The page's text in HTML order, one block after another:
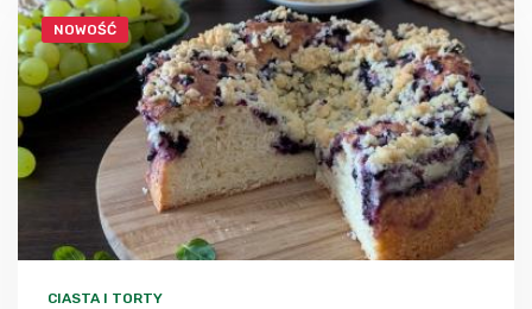
NOWOŚĆ
CIASTA I TORTY